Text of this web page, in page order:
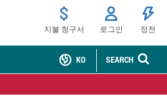
지불 청구서 로그인 정전
SEARCH
KO